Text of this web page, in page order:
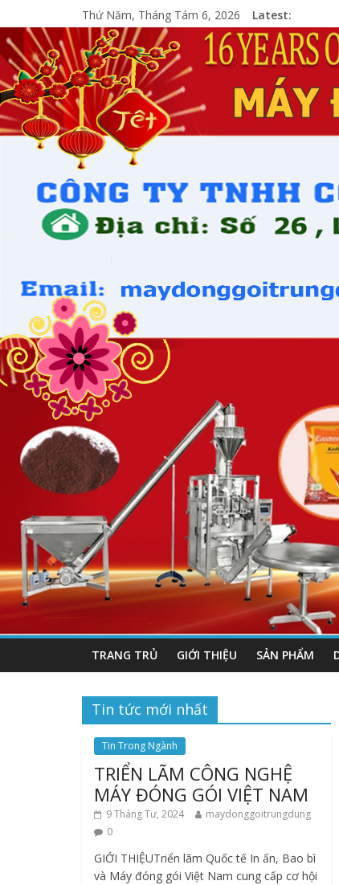
Thứ Năm, Tháng Tám 6, 2026 Latest:
TRANG TRỦ GIỚI THIỆU SẢN PHẨM
Tin tức mới nhất
Tin Trong Ngành
TRIỂN LÃM CÔNG NGHỆ
MÁY ĐÓNG GÓI VIỆT NAM
9 Tháng Tư, 2024
maydonggoitrungdung
0
GIỚI THIỆUTriển lãm Quốc tế In ấn, Bao bì
và Máy đóng gói Việt Nam cung cấp cơ hội